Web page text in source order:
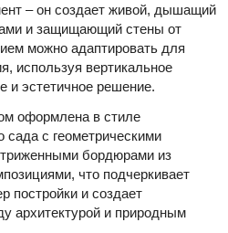
– он создает живой, дышащий
и защищающий стены от
можно адаптировать для
используя вертикальное
и эстетичное решение.
оформлена в стиле
сада с геометрическими
бордюрами из
что подчеркивает
постройки и создает
архитектурой и природным